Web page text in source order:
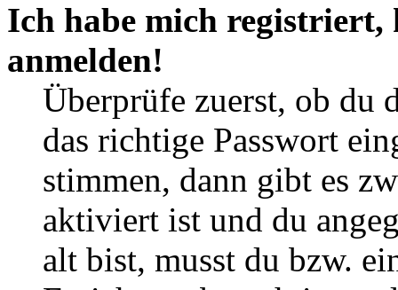
Ich habe mich
anmelden!
Überprüfe zuerst, ob du
das richtige Passwort
stimmen, dann gibt es
aktiviert ist und du
alt bist, musst du bzw.